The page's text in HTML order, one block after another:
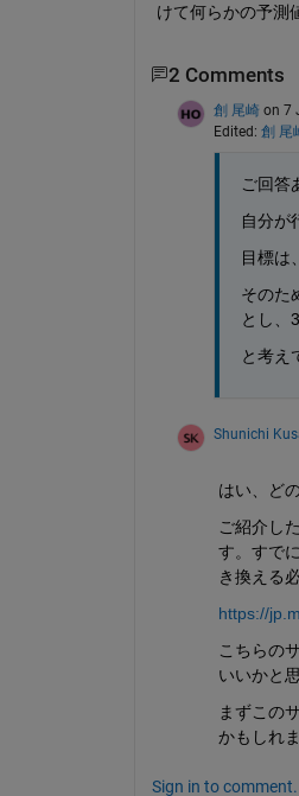
けて何らかの予測
2 Comments
創 尾崎 on 7
Edited: 創 尾
ご回答
自分が
目標は
そのた
とし、
と考え
Shunichi
はい、ど
ご紹介し
す。すで
き換える
https://
こちらの
いいかと
まずこの
かもしれま
Sign in to comment.